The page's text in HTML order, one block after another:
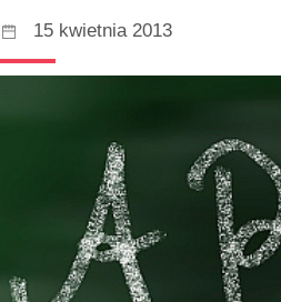
15 kwietnia 2013